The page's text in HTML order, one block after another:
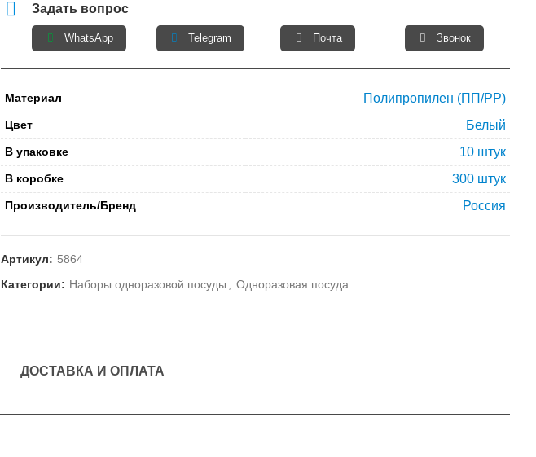
Задать вопрос
WhatsApp Telegram Почта Звонок
Материал Полипропилен (ПП/PP)
Цвет Белый
В упаковке 10 штук
В коробке 300 штук
Производитель/Бренд Россия
Артикул: 5864
Категории: Наборы одноразовой посуды Одноразовая посуда
ДОСТАВКА И ОПЛАТА